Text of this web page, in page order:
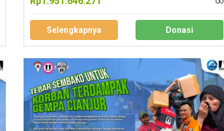
Selengkapnya Donasi